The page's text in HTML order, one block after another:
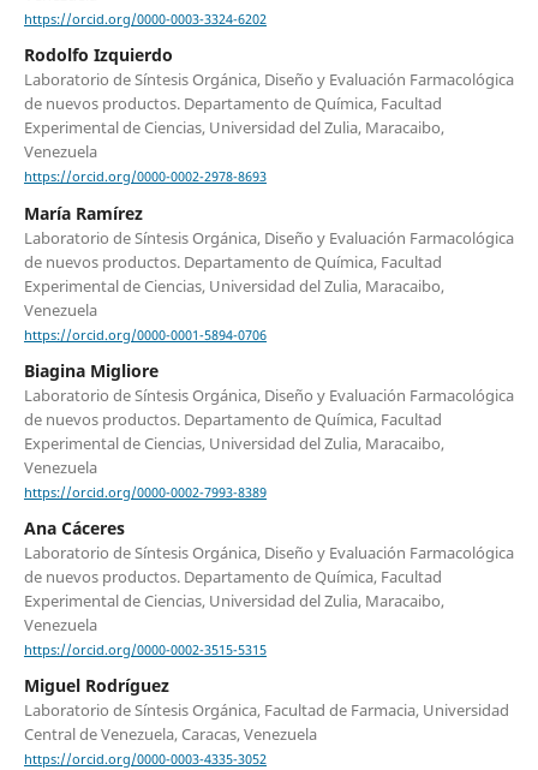
https://orcid.org/0000-0003-3324-6202
Rodolfo Izquierdo
Laboratorio de Síntesis Orgánica, Diseño y Evaluación Farmacológica
de nuevos productos. Departamento de Química, Facultad
Experimental de Ciencias, Universidad del Zulia, Maracaibo,
Venezuela
https://orcid.org/0000-0002-2978-8693
María Ramírez
Laboratorio de Síntesis Orgánica, Diseño y Evaluación Farmacológica
de nuevos productos. Departamento de Química, Facultad
Experimental de Ciencias, Universidad del Zulia, Maracaibo,
Venezuela
https://orcid.org/0000-0001-5894-0706
Biagina Migliore
Laboratorio de Síntesis Orgánica, Diseño y Evaluación Farmacológica
de nuevos productos. Departamento de Química, Facultad
Experimental de Ciencias, Universidad del Zulia, Maracaibo,
Venezuela
https://orcid.org/0000-0002-7993-8389
Ana Cáceres
Laboratorio de Síntesis Orgánica, Diseño y Evaluación Farmacológica
de nuevos productos. Departamento de Química, Facultad
Experimental de Ciencias, Universidad del Zulia, Maracaibo,
Venezuela
https://orcid.org/0000-0002-3515-5315
Miguel Rodríguez
Laboratorio de Síntesis Orgánica, Facultad de Farmacia, Universidad
Central de Venezuela, Caracas, Venezuela
https://orcid.org/0000-0003-4335-3052